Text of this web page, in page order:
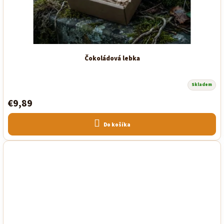
Čokoládová lebka
produktu
je
5,0
5
hviezdičiek.
Skladem
€9,89
Do košíka